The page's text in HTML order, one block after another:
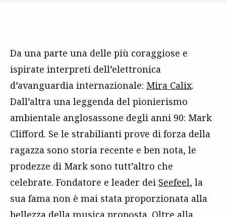
Da una parte una delle più coraggiose e
ispirate interpreti dell’elettronica
d’avanguardia internazionale: Mira Calix.
Dall’altra una leggenda del pionierismo
ambientale anglosassone degli anni 90: Mark
Clifford. Se le strabilianti prove di forza della
ragazza sono storia recente e ben nota, le
prodezze di Mark sono tutt’altro che
celebrate. Fondatore e leader dei Seefeel, la
sua fama non è mai stata proporzionata alla
bellezza della musica proposta. Oltre alla